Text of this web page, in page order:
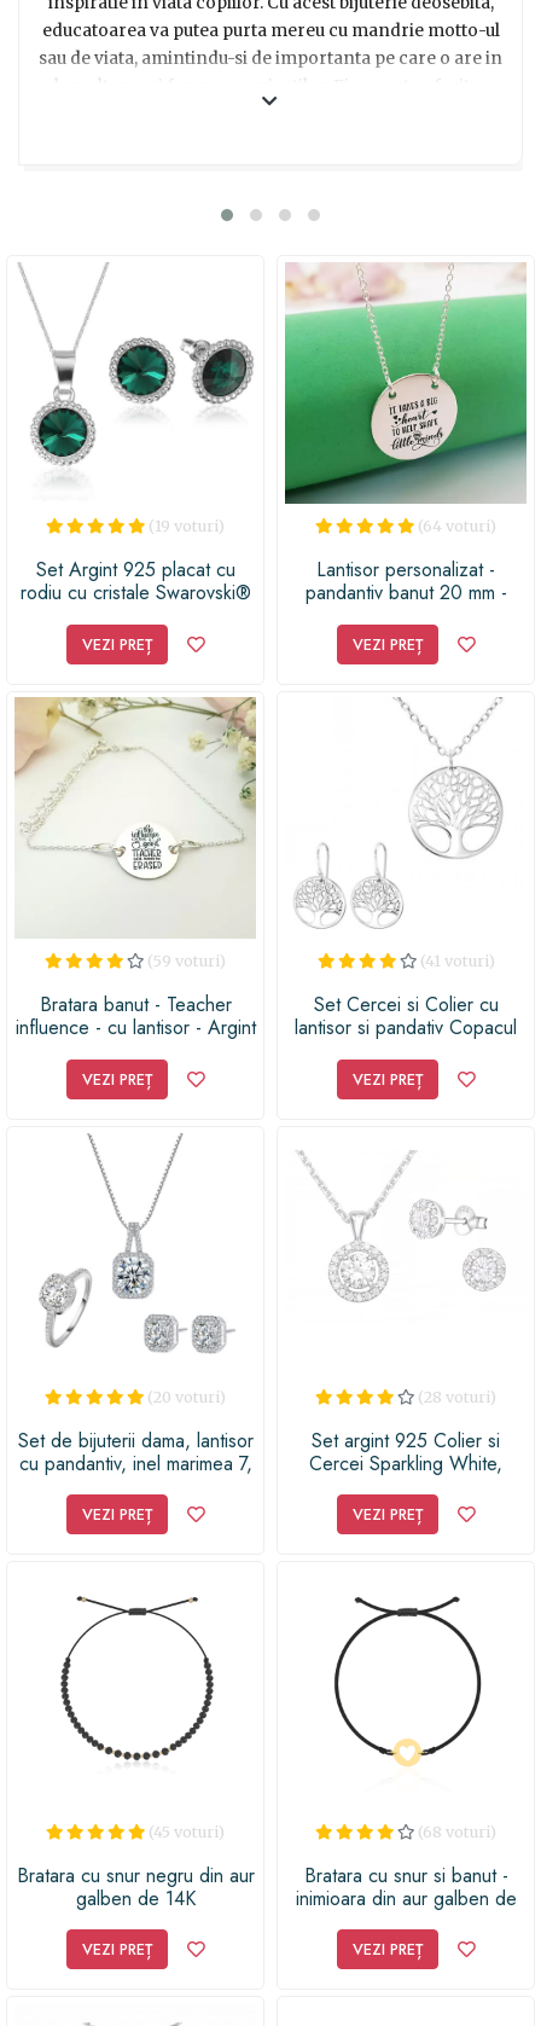
educatoarea va putea purta mereu cu mandrie motto-ul
sau de viata, amintindu-si de importanta pe care o are in
dezvoltarea si formarea micutilor. Fie ca este oferit ca
durabil al emotiilor si amintirilor frumoase. Alegeti
aprecierea si gratitudinea voastra, oferindu-i un
accesoriu special care ii va aminti mereu de impactul
sau pozitiv in viata copiilor.
(19 voturi)
Set Argint 925 placat cu
rodiu cu cristale Swarovski®
Surub + Lant
VEZI PREȚ
(64 voturi)
Lantisor personalizat -
pandantiv banut 20 mm -
educatoare/invatatoare - Text
engleza - Argint 925
VEZI PREȚ
(59 voturi)
Bratara banut - Teacher
influence - cu lantisor - Argint
VEZI PREȚ
(41 voturi)
Set Cercei si Colier cu
lantisor si pandativ Copacul
bijuterii inclusa
VEZI PREȚ
(20 voturi)
Set de bijuterii dama, lantisor
cu pandantiv, inel marimea 7,
cu aur 18K, argintiu
VEZI PREȚ
(28 voturi)
Set argint 925 Colier si
Cercei Sparkling White,
VEZI PREȚ
(45 voturi)
Bratara cu snur negru din aur
galben de 14K
VEZI PREȚ
(68 voturi)
Bratara cu snur si banut -
inimioara din aur galben de
VEZI PREȚ